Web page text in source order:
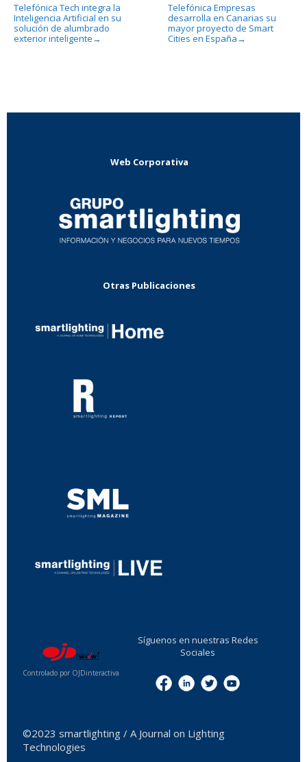
Telefónica Tech integra la
Inteligencia Artificial en su
solución de alumbrado
exterior inteligente →
Telefónica Empresas
desarrolla en Canarias su
mayor proyecto de Smart
Cities en España →
Web Corporativa
Otras Publicaciones
Controlado por OJDinteractiva
Síguenos en nuestras Redes
Sociales
©2023 smartlighting / A Journal on Lighting
Technologies